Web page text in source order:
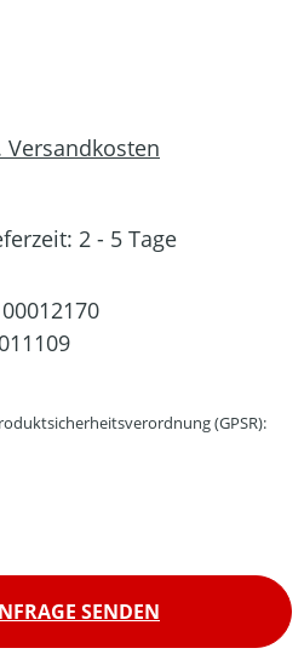
Versandkosten
2 - 5 Tage
(GPSR):
SENDEN